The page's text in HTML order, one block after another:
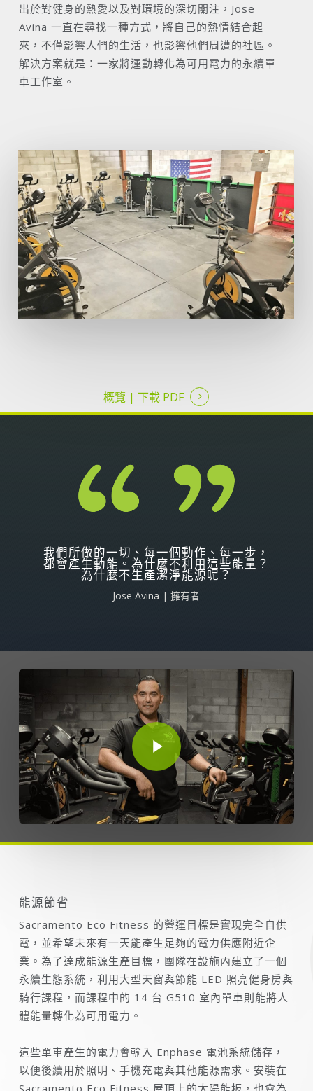
出於對健身的熱愛以及對環境的深切關注，Jose
Avina 一直在尋找一種方式，將自己的熱情結合起
來，不僅影響人們的生活，也影響他們周遭的社區。
解決方案就是：一家將運動轉化為可用電力的永續單
車工作室。
概覽 |下載 PDF
我們所做的一切、每一個動作、每一步，
都會產生動能。為什麼不利用這些能量？
為什麼不生產潔淨能源呢？
Jose Avina | 擁有者
Play Video
Play Video
能源節省
Sacramento Eco Fitness 的營運目標是實現完全自供
電，並希望未來有一天能產生足夠的電力供應附近企
業。為了達成能源生產目標，團隊在設施內建立了一個
永續生態系統，利用大型天窗與節能 LED 照亮健身房與
騎行課程，而課程中的 14 台 G510 室內單車則能將人
體能量轉化為可用電力。
這些單車產生的電力會輸入 Enphase 電池系統儲存，
以便後續用於照明、手機充電與其他能源需求。安裝在
Sacramento Eco Fitness 屋頂上的太陽能板，也會為